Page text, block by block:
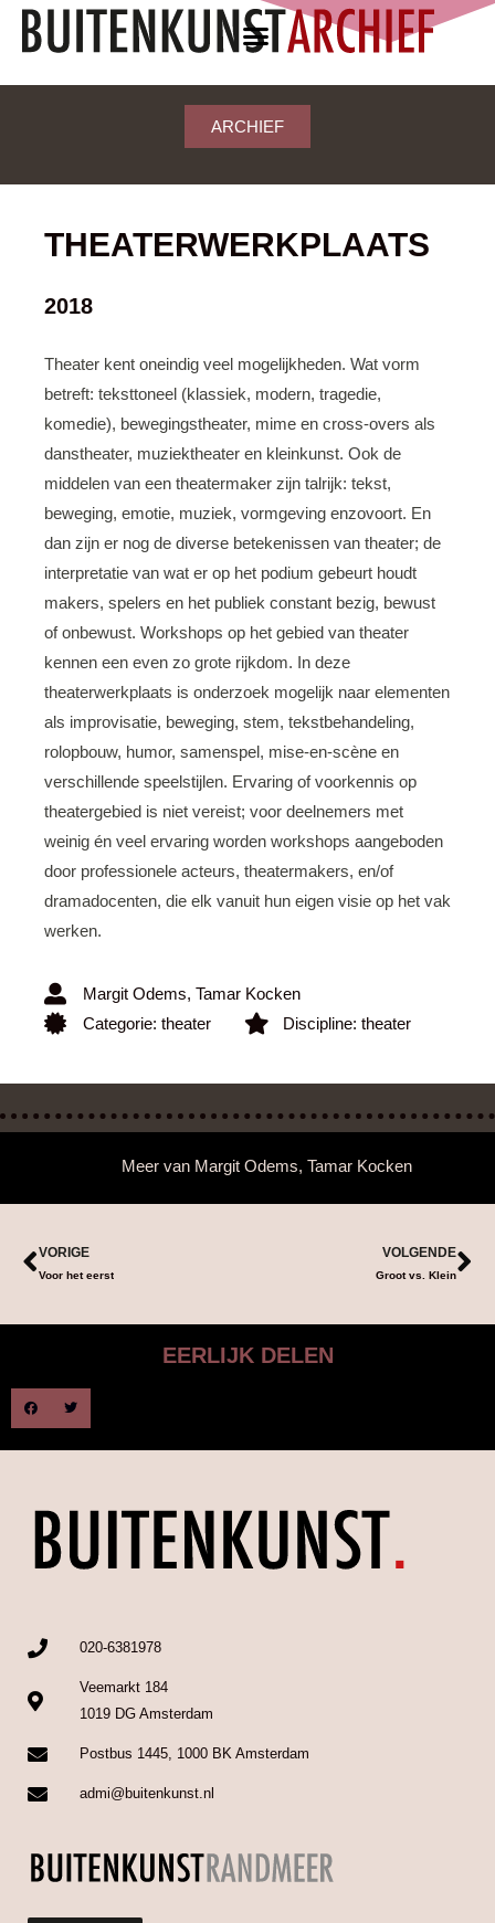
ARCHIEF
THEATERWERKPLAATS
2018
Theater kent oneindig veel mogelijkheden. Wat vorm
betreft: teksttoneel (klassiek, modern, tragedie,
komedie), bewegingstheater, mime en cross-overs als
danstheater, muziektheater en kleinkunst. Ook de
middelen van een theatermaker zijn talrijk: tekst,
beweging, emotie, muziek, vormgeving enzovoort. En
dan zijn er nog de diverse betekenissen van theater; de
interpretatie van wat er op het podium gebeurt houdt
makers, spelers en het publiek constant bezig, bewust
of onbewust. Workshops op het gebied van theater
kennen een even zo grote rijkdom. In deze
theaterwerkplaats is onderzoek mogelijk naar elementen
als improvisatie, beweging, stem, tekstbehandeling,
rolopbouw, humor, samenspel, mise-en-scène en
verschillende speelstijlen. Ervaring of voorkennis op
theatergebied is niet vereist; voor deelnemers met
weinig én veel ervaring worden workshops aangeboden
door professionele acteurs, theatermakers, en/of
dramadocenten, die elk vanuit hun eigen visie op het vak
werken.
Margit Odems, Tamar Kocken
Categorie: theater Discipline: theater
Meer van Margit Odems, Tamar Kocken
VORIGE
Voor het eerst
VOLGENDE
Groot vs. Klein
EERLIJK DELEN
020-6381978
Veemarkt 184
1019 DG Amsterdam
Postbus 1445, 1000 BK Amsterdam
admi@buitenkunst.nl